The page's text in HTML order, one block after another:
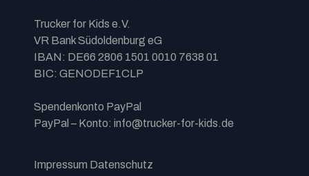
Trucker for Kids e.V.
VR Bank Südoldenburg eG
IBAN: DE66 2806 1501 0010 7638 01
BIC: GENODEF1CLP
Spendenkonto PayPal
PayPal – Konto: info@trucker-for-kids.de
Impressum Datenschutz